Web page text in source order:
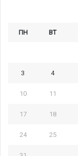
ПН ВТ
3 4
10 11
17 18
24 25